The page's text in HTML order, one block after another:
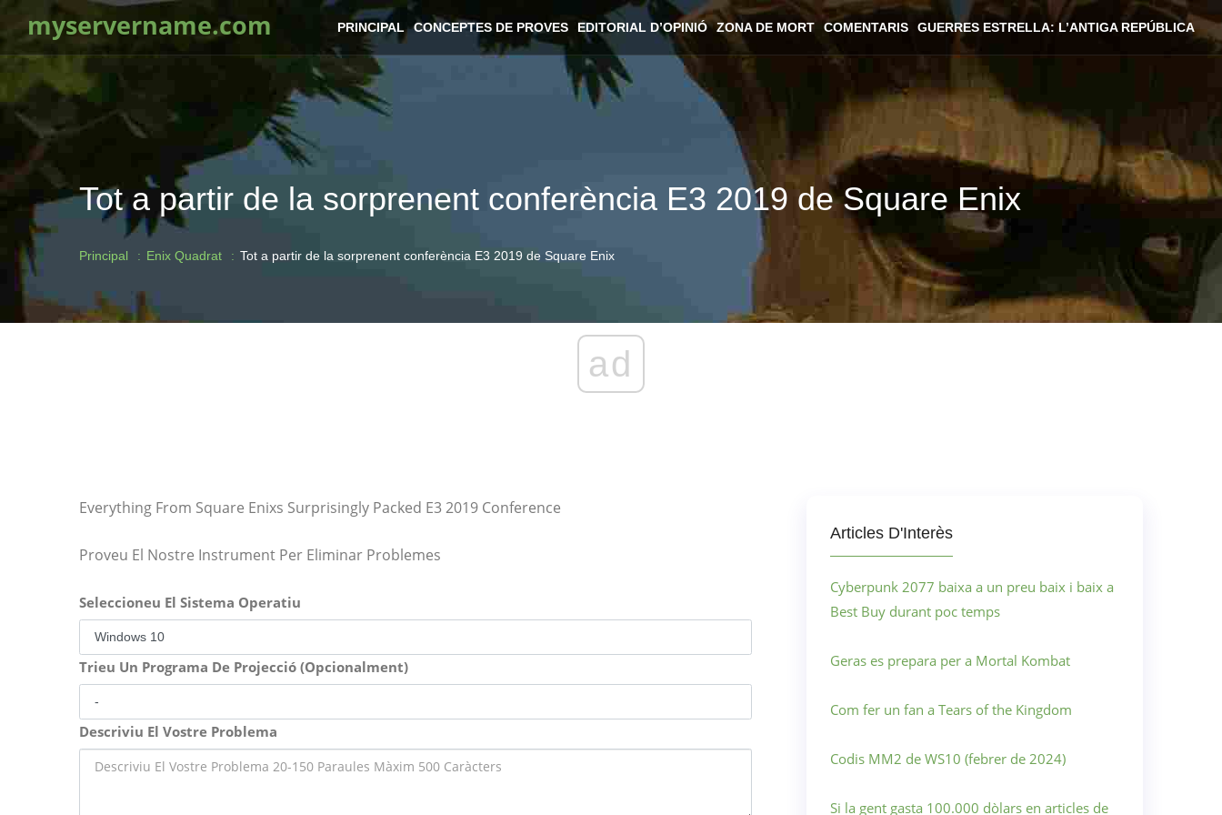
myservername.com PRINCIPAL CONCEPTES DE PROVES EDITORIAL D’OPINIÓ ZONA DE MORT COMENTARIS GUERRES ESTRELLA: L’ANTIGA REPÚBLICA
Tot a partir de la sorprenent conferència E3 2019 de Square Enix
Principal Enix Quadrat Tot a partir de la sorprenent conferència E3 2019 de Square Enix
ad
Everything From Square Enixs Surprisingly Packed E3 2019 Conference
Proveu El Nostre Instrument Per Eliminar Problemes
Seleccioneu El Sistema Operatiu
Trieu Un Programa De Projecció (Opcionalment)
Descriviu El Vostre Problema
Articles D'Interès
Cyberpunk 2077 baixa a un preu baix i baix a
Best Buy durant poc temps
Geras es prepara per a Mortal Kombat
Com fer un fan a Tears of the Kingdom
Codis MM2 de WS10 (febrer de 2024)
Si la gent gasta 100.000 dòlars en articles de